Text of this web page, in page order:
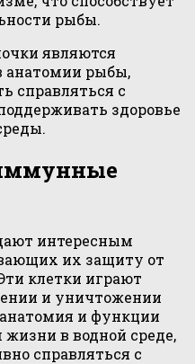
рыбы.
являются
анатомии рыбы,
справляться с
здоровье
интересным
их защиту от
клетки играют
и уничтожении
и функции
в водной среде,
справляться с